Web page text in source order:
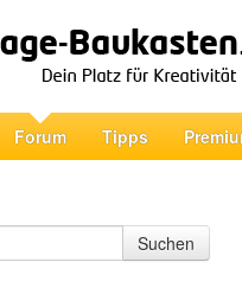
Forum Tipps
Suchen